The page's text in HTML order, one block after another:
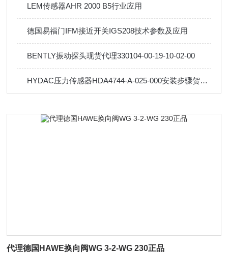
LEM传感器AHR 2000 B5行业应用
德国易福门IFM接近开关IGS208技术参数及应用
BENTLY振动探头现货代理330104-00-19-10-02-00
HYDAC压力传感器HDA4744-A-025-000安装步骤贺德克代理
代理德国HAWE换向阀WG 3-2-WG 230正品